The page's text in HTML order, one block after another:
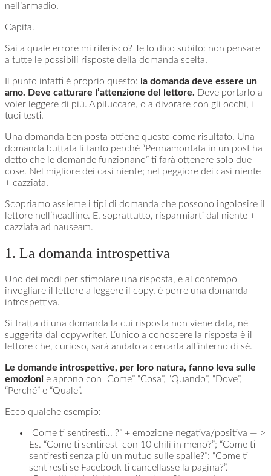
nell’armadio.
Capita.
Sai a quale errore mi riferisco? Te lo dico subito: non pensare
a tutte le possibili risposte della domanda scelta.
Il punto infatti è proprio questo: la domanda deve essere un
amo. Deve catturare l’attenzione del lettore. Deve portarlo a
voler leggere di più. A piluccare, o a divorare con gli occhi, i
tuoi testi.
Una domanda ben posta ottiene questo come risultato. Una
domanda buttata lì tanto perché “Pennamontata in un post ha
detto che le domande funzionano” ti farà ottenere solo due
cose. Nel migliore dei casi niente; nel peggiore dei casi niente
+ cazziata.
Scopriamo assieme i tipi di domanda che possono ingolosire il
lettore nell’headline. E, soprattutto, risparmiarti dal niente +
cazziata ad nauseam.
1. La domanda introspettiva
Uno dei modi per stimolare una risposta, e al contempo
invogliare il lettore a leggere il copy, è porre una domanda
introspettiva.
Si tratta di una domanda la cui risposta non viene data, né
suggerita dal copywriter. L’unico a conoscere la risposta è il
lettore che, curioso, sarà andato a cercarla all’interno di sé.
Le domande introspettive, per loro natura, fanno leva sulle
emozioni e aprono con “Come” “Cosa”, “Quando”, “Dove”,
“Perché” e “Quale”.
Ecco qualche esempio:
“Come ti sentiresti… ?” + emozione negativa/positiva — >
Es. “Come ti sentiresti con 10 chili in meno?”; “Come ti
sentiresti senza più un mutuo sulle spalle?”; “Come ti
sentiresti se Facebook ti cancellasse la pagina?”.